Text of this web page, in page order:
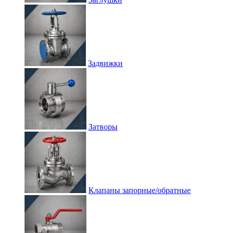
Задвижки
Затворы
Клапаны запорные/обратные